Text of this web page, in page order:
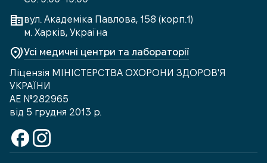
вул. Академіка Павлова, 158 (корп.1)
м. Харків, Україна
Усі медичні центри та лабораторії
Ліцензія МІНІСТЕРСТВА ОХОРОНИ ЗДОРОВ'Я
УКРАЇНИ
АЕ №282965
від 5 грудня 2013 р.